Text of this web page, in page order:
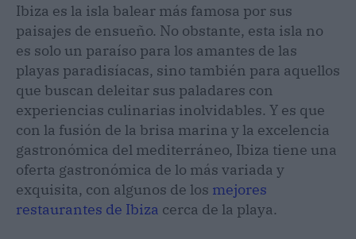
Ibiza es la isla balear más famosa por sus
paisajes de ensueño. No obstante, esta isla no
es solo un paraíso para los amantes de las
playas paradisíacas, sino también para aquellos
que buscan deleitar sus paladares con
experiencias culinarias inolvidables. Y es que
con la fusión de la brisa marina y la excelencia
gastronómica del mediterráneo, Ibiza tiene una
oferta gastronómica de lo más variada y
exquisita, con algunos de los mejores
restaurantes de Ibiza cerca de la playa.